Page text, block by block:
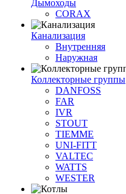
Дымоходы
CORAX
Канализация
Внутренняя
Наружная
Коллекторные группы
DANFOSS
FAR
IVR
STOUT
TIEMME
UNI-FITT
VALTEC
WATTS
WESTER